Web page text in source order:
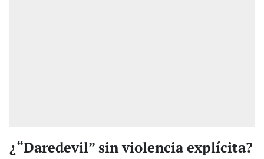
¿“Daredevil” sin violencia explícita?